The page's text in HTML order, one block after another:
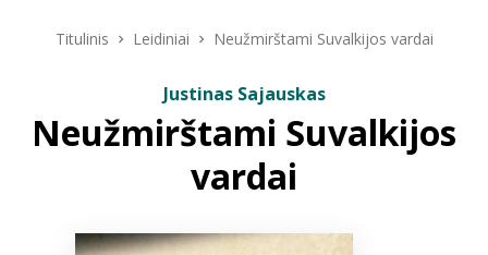
ELVIS atvyksta
Titulinis Leidiniai Neužmirštami Suvalkijos vardai
Justinas Sajauskas
Neužmirštami Suvalkijos
vardai